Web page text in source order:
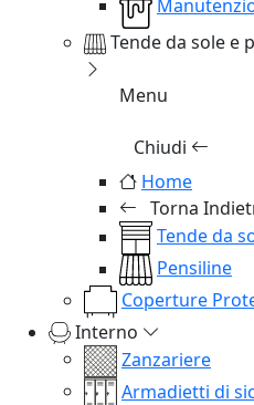
Tende da sole e
Menu
Chiudi
Home
Torna
Tende da
Pensiline
Coperture
Interno
Zanzariere
Armadietti di